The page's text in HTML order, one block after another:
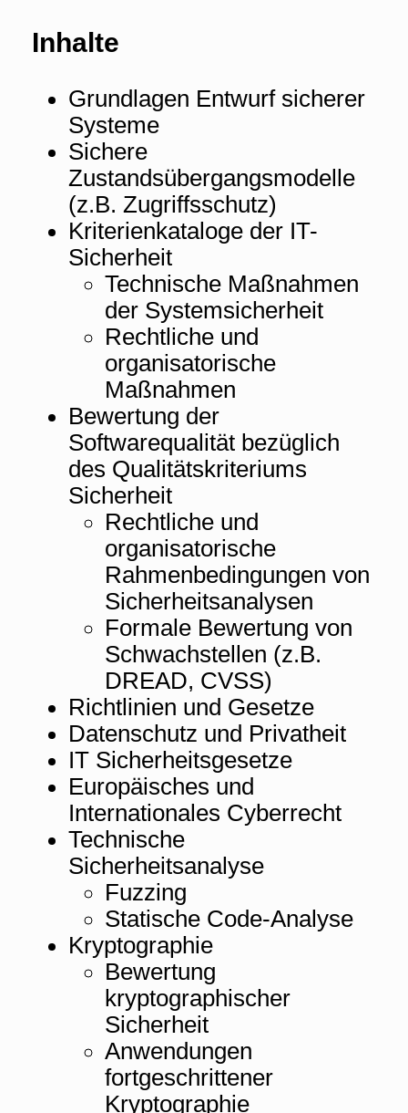
Inhalte
Grundlagen Entwurf sicherer
Systeme
Sichere
Zustandsübergangsmodelle
(z.B. Zugriffsschutz)
Kriterienkataloge der IT-
Sicherheit
Technische Maßnahmen
der Systemsicherheit
Rechtliche und
organisatorische
Maßnahmen
Bewertung der
Softwarequalität bezüglich
des Qualitätskriteriums
Sicherheit
Rechtliche und
organisatorische
Rahmenbedingungen von
Sicherheitsanalysen
Formale Bewertung von
Schwachstellen (z.B.
DREAD, CVSS)
Richtlinien und Gesetze
Datenschutz und Privatheit
IT Sicherheitsgesetze
Europäisches und
Internationales Cyberrecht
Technische
Sicherheitsanalyse
Fuzzing
Statische Code-Analyse
Kryptographie
Bewertung
kryptographischer
Sicherheit
Anwendungen
fortgeschrittener
Kryptographie